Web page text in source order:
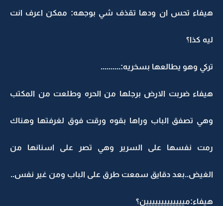
هيفاء تحس ان ودها تقذف شي بوجهه: ممكن اعرف انت
ليه كذا؟
تركي وهو يطالعها بسخريه:..........
هيفاء ضربت الارض برجلها من الحره وطلعت من المكتب
وهي تصفق الباب وراها بقوه ورقت فوق لغرفتها وهناك
رمت نفسها على السرير وهي تصر على اسنانها من
الغيض..بعد دقايق سمعت طرق على الباب ومن غير نفس..
هيفاء:مييييييييييييين؟